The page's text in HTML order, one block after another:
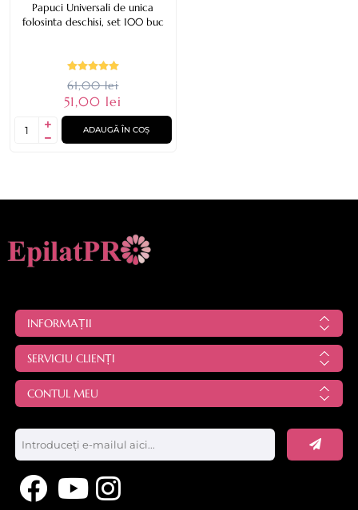
Papuci Universali de unica
folosinta deschisi, set 100 buc
61,00 lei
51,00 lei
ADAUGĂ ÎN COȘ
INFORMAȚII
SERVICIU CLIENȚI
CONTUL MEU